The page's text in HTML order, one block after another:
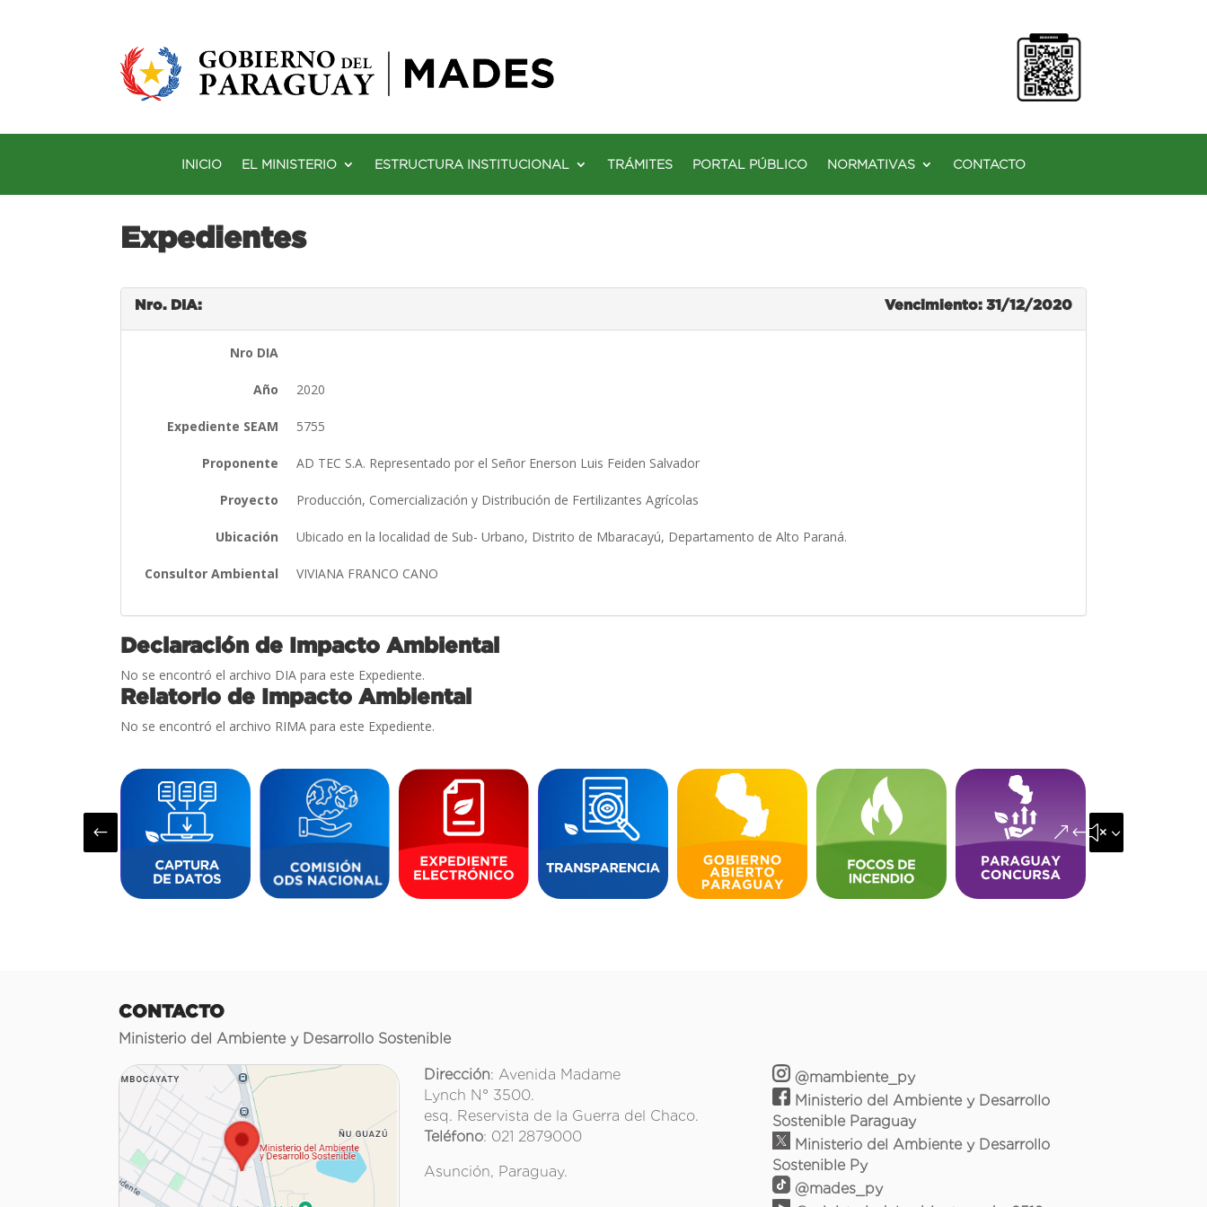
INICIO EL MINISTERIO ESTRUCTURA INSTITUCIONAL TRÁMITES PORTAL PÚBLICO NORMATIVAS CONTACTO
Expedientes
Nro. DIA: Vencimiento: 31/12/2020
Nro DIA
Año 2020
Expediente SEAM 5755
Proponente AD TEC S.A. Representado por el Señor Enerson Luis Feiden Salvador
Proyecto Producción, Comercialización y Distribución de Fertilizantes Agrícolas
Ubicación Ubicado en la localidad de Sub- Urbano, Distrito de Mbaracayú, Departamento de Alto Paraná.
Consultor Ambiental VIVIANA FRANCO CANO
Declaración de Impacto Ambiental
No se encontró el archivo DIA para este Expediente.
Relatorio de Impacto Ambiental
No se encontró el archivo RIMA para este Expediente.
# &#x35;
CONTACTO
Ministerio del Ambiente y Desarrollo Sostenible
Dirección: Avenida Madame
Lynch N° 3500.
esq. Reservista de la Guerra del Chaco.
Teléfono: 021 2879000
Asunción, Paraguay.
@mambiente_py
Ministerio del Ambiente y Desarrollo
Sostenible Paraguay
Ministerio del Ambiente y Desarrollo
Sostenible Py
@mades_py